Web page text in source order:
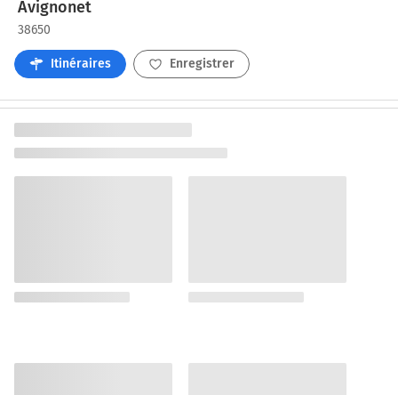
Avignonet
38650
Itinéraires Enregistrer